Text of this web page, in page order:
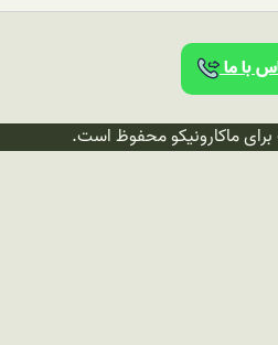
با ما
ماکارونیکو محفوظ است.